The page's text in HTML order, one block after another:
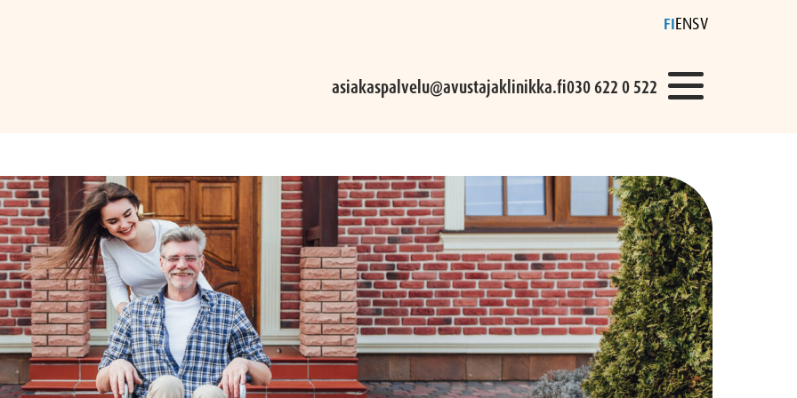
FIENSV
asiakaspalvelu@avustajaklinikka.fi030 622 0 522